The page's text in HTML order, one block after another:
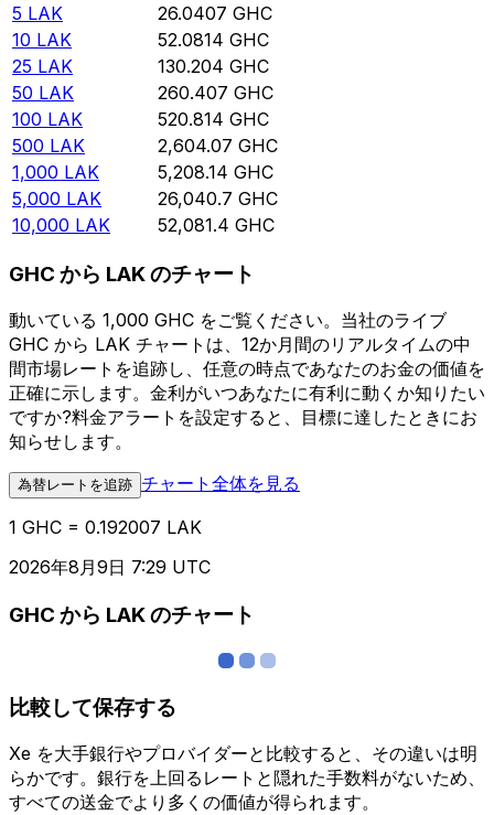
5 LAK 26.0407 GHC
10 LAK 52.0814 GHC
25 LAK 130.204 GHC
50 LAK 260.407 GHC
100 LAK 520.814 GHC
500 LAK 2,604.07 GHC
1,000 LAK 5,208.14 GHC
5,000 LAK 26,040.7 GHC
10,000 LAK 52,081.4 GHC
GHC から LAK のチャート
動いている 1,000 GHC をご覧ください。当社のライブ
GHC から LAK チャートは、12か月間のリアルタイムの中
間市場レートを追跡し、任意の時点であなたのお金の価値を
正確に示します。金利がいつあなたに有利に動くか知りたい
ですか?料金アラートを設定すると、目標に達したときにお
知らせします。
為替レートを追跡 チャート全体を見る
1 GHC = 0.192007 LAK
2026年8月9日 7:29 UTC
GHC から LAK のチャート
比較して保存する
Xe を大手銀行やプロバイダーと比較すると、その違いは明
らかです。銀行を上回るレートと隠れた手数料がないため、
すべての送金でより多くの価値が得られます。